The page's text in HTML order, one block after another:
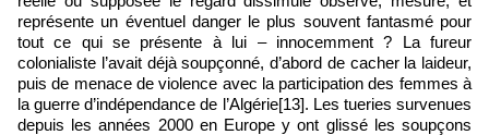
représente un éventuel danger le plus souvent fantasmé pour
tout ce qui se présente à lui – innocemment ? La fureur
colonialiste l’avait déjà soupçonné, d’abord de cacher la laideur,
puis de menace de violence avec la participation des femmes à
la guerre d’indépendance de l’Algérie[13]. Les tueries survenues
depuis les années 2000 en Europe y ont glissé les soupçons